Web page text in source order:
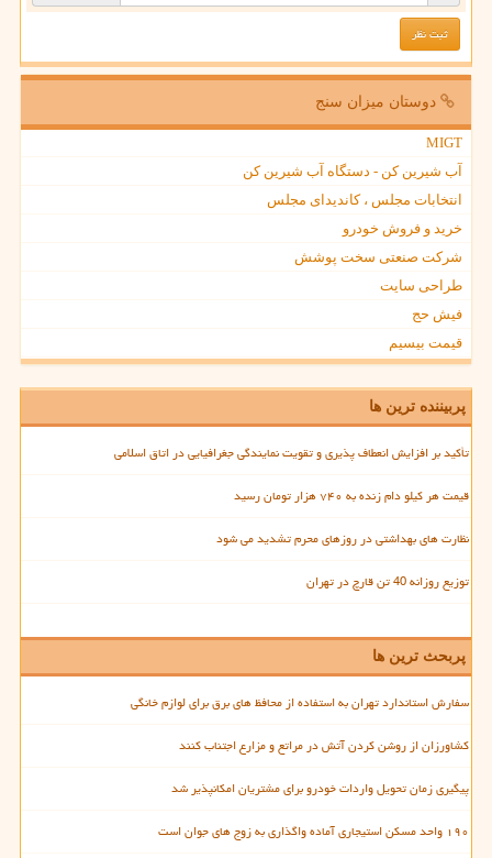
دوستان میزان سنج
MIGT
آب شیرین کن - دستگاه آب شیرین کن
انتخابات مجلس ، کاندیدای مجلس
خرید و فروش خودرو
شرکت صنعتی سخت پوشش
طراحی سایت
فیش حج
قیمت بیسیم
پربیننده ترین ها
تأکید بر افزایش انعطاف پذیری و تقویت نمایندگی جغرافیایی در اتاق اسلامی
قیمت هر کیلو دام زنده به ۷۴۰ هزار تومان رسید
نظارت های بهداشتی در روزهای محرم تشدید می شود
توزیع روزانه 40 تن قارچ در تهران
پربحث ترین ها
سفارش استاندارد تهران به استفاده از محافظ های برق برای لوازم خانگی
کشاورزان از روشن کردن آتش در مراتع و مزارع اجتناب کنند
پیگیری زمان تحویل واردات خودرو برای مشتریان امکانپذیر شد
۱۹۰ واحد مسکن استیجاری آماده واگذاری به زوج های جوان است